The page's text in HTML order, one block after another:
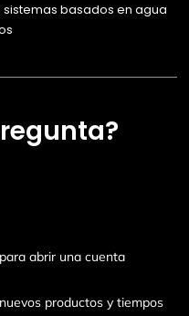
basados en agua
abrir una cuenta
productos y tiempos